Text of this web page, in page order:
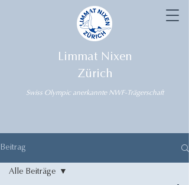
Limmat Nixen
Zürich
Swiss Olympic anerkannte NWF-Trägerschaft
Beitrag
Alle Beiträge